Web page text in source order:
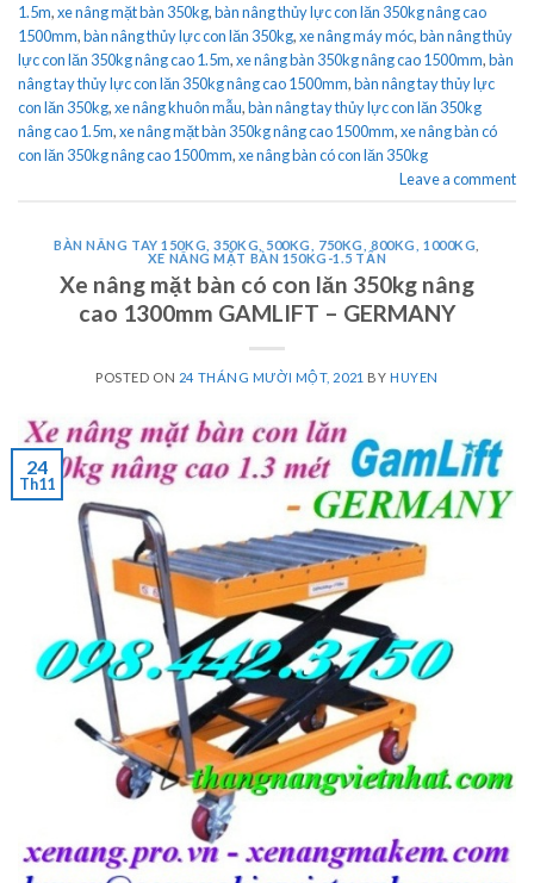
1.5m,xe nâng mặt bàn 350kg,bàn nâng thủy lực con lăn 350kg nâng cao
1500mm,bàn nâng thủy lực con lăn 350kg,xe nâng máy móc,bàn nâng thủy
lực con lăn 350kg nâng cao 1.5m,xe nâng bàn 350kg nâng cao 1500mm,bàn
nâng tay thủy lực con lăn 350kg nâng cao 1500mm,bàn nâng tay thủy lực
con lăn 350kg,xe nâng khuôn mẫu,bàn nâng tay thủy lực con lăn 350kg
nâng cao 1.5m,xe nâng mặt bàn 350kg nâng cao 1500mm,xe nâng bàn có
con lăn 350kg nâng cao 1500mm,xe nâng bàn có con lăn 350kg
Leave a comment
BÀN NÂNG TAY 150KG, 350KG, 500KG, 750KG, 800KG, 1000KG
XE NÂNG MẶT BÀN 150KG-1.5 TẤN
Xe nâng mặt bàn có con lăn 350kg nâng
cao 1300mm GAMLIFT – GERMANY
POSTED ON 24 THÁNG MƯỜI MỘT, 2021 BY HUYEN
24
Th11